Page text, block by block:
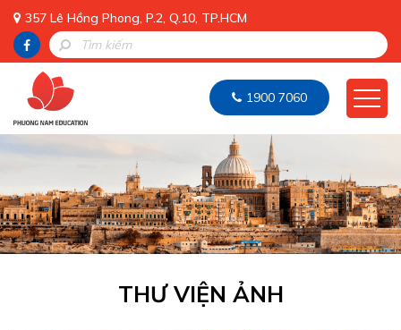
357 Lê Hồng Phong, P.2, Q.10, TP.HCM
1900 7060
THƯ VIỆN ẢNH